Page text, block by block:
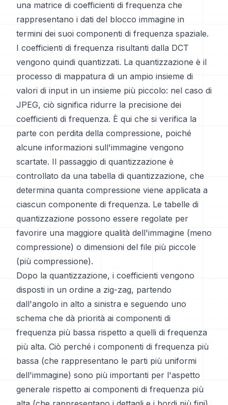
una matrice di coefficienti di frequenza che
rappresentano i dati del blocco immagine in
termini dei suoi componenti di frequenza spaziale.
I coefficienti di frequenza risultanti dalla DCT
vengono quindi quantizzati. La quantizzazione è il
processo di mappatura di un ampio insieme di
valori di input in un insieme più piccolo: nel caso di
JPEG, ciò significa ridurre la precisione dei
coefficienti di frequenza. È qui che si verifica la
parte con perdita della compressione, poiché
alcune informazioni sull'immagine vengono
scartate. Il passaggio di quantizzazione è
controllato da una tabella di quantizzazione, che
determina quanta compressione viene applicata a
ciascun componente di frequenza. Le tabelle di
quantizzazione possono essere regolate per
favorire una maggiore qualità dell'immagine (meno
compressione) o dimensioni del file più piccole
(più compressione).
Dopo la quantizzazione, i coefficienti vengono
disposti in un ordine a zig-zag, partendo
dall'angolo in alto a sinistra e seguendo uno
schema che dà priorità ai componenti di
frequenza più bassa rispetto a quelli di frequenza
più alta. Ciò perché i componenti di frequenza più
bassa (che rappresentano le parti più uniformi
dell'immagine) sono più importanti per l'aspetto
generale rispetto ai componenti di frequenza più